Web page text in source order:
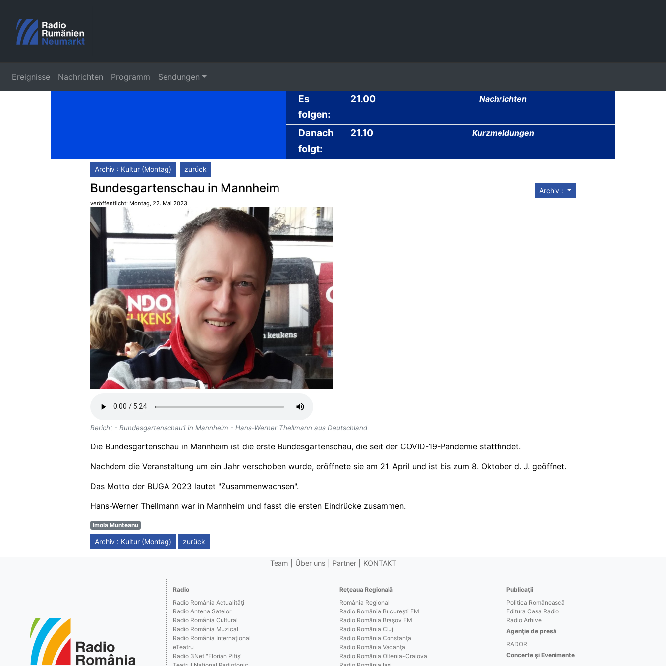
Ereignisse Nachrichten Programm Sendungen
Es
folgen:
21.00 Nachrichten
Danach
folgt:
21.10 Kurzmeldungen
Archiv : Kultur (Montag) zurück
Archiv :
Bundesgartenschau in Mannheim
veröffentlicht: Montag, 22. Mai 2023
Bericht - Bundesgartenschau1 in Mannheim - Hans-Werner Thellmann aus Deutschland
Die Bundesgartenschau in Mannheim ist die erste Bundesgartenschau, die seit der COVID-19-Pandemie stattfindet.
Nachdem die Veranstaltung um ein Jahr verschoben wurde, eröffnete sie am 21. April und ist bis zum 8. Oktober d. J. geöffnet.
Das Motto der BUGA 2023 lautet "Zusammenwachsen".
Hans-Werner Thellmann war in Mannheim und fasst die ersten Eindrücke zusammen.
Imola Munteanu
Archiv : Kultur (Montag) zurück
Team Über uns Partner KONTAKT
Radio
Radio România Actualităţi
Radio Antena Satelor
Radio România Cultural
Radio România Muzical
Radio România Internaţional
eTeatru
Radio 3Net "Florian Pitiş"
Teatrul Naţional Radiofonic
Reţeaua Regională
România Regional
Radio România Bucureşti FM
Radio România Braşov FM
Radio România Cluj
Radio România Constanţa
Radio România Vacanţa
Radio România Oltenia-Craiova
Radio România Iaşi
Publicaţii
Politica Românească
Editura Casa Radio
Radio Arhive
Agenţie de presă
RADOR
Concerte şi Evenimente